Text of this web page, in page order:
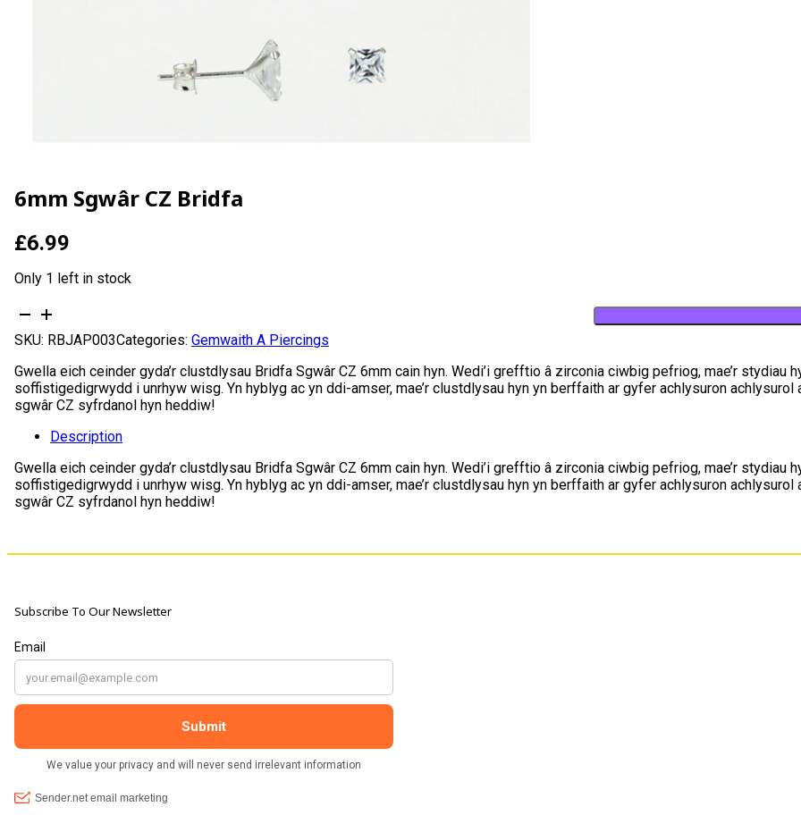
6mm Sgwâr CZ Bridfa
£6.99
Only 1 left in stock
6mm
CZ
Bridfa
quantity
SKU: RBJAP003Categories: Gemwaith A Piercings
Gwella eich ceinder gyda’r clustdlysau Bridfa Sgwâr CZ 6mm cain hyn. Wedi’i grefftio â zirconia ciwbig pefriog, mae’r stydiau
soffistigedigrwydd i unrhyw wisg. Yn hyblyg ac yn ddi-amser, mae’r clustdlysau hyn yn berffaith ar gyfer achlysuron
sgwâr CZ syfrdanol hyn heddiw!
Description
Gwella eich ceinder gyda’r clustdlysau Bridfa Sgwâr CZ 6mm cain hyn. Wedi’i grefftio â zirconia ciwbig pefriog, mae’r stydiau
soffistigedigrwydd i unrhyw wisg. Yn hyblyg ac yn ddi-amser, mae’r clustdlysau hyn yn berffaith ar gyfer achlysuron
sgwâr CZ syfrdanol hyn heddiw!
Subscribe To Our Newsletter